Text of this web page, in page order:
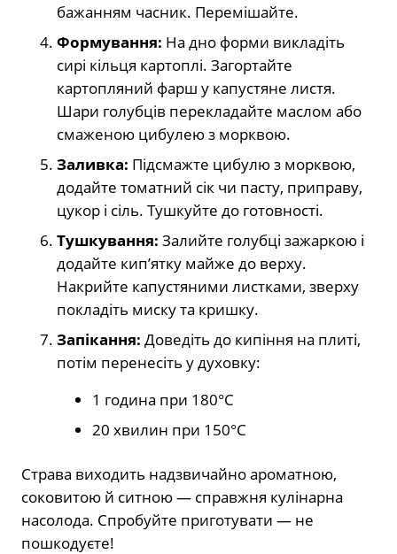
бажанням часник. Перемішайте.
Формування: На дно форми викладіть
сирі кільця картоплі. Загортайте
картопляний фарш у капустяне листя.
Шари голубців перекладайте маслом або
смаженою цибулею з морквою.
Заливка: Підсмажте цибулю з морквою,
додайте томатний сік чи пасту, приправу,
цукор і сіль. Тушкуйте до готовності.
Тушкування: Залийте голубці зажаркою і
додайте кип’ятку майже до верху.
Накрийте капустяними листками, зверху
покладіть миску та кришку.
Запікання: Доведіть до кипіння на плиті,
потім перенесіть у духовку:
1 година при 180°C
20 хвилин при 150°C
Страва виходить надзвичайно ароматною,
соковитою й ситною — справжня кулінарна
насолода. Спробуйте приготувати — не
пошкодуєте!